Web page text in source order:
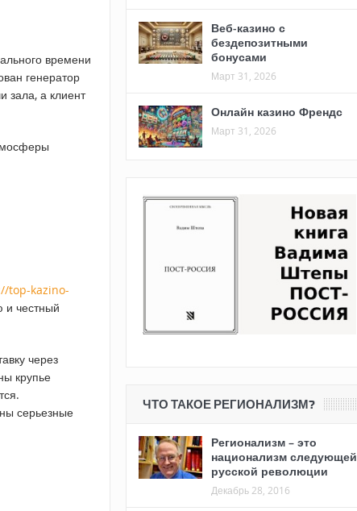
времени
генератор
зала, а клиент
top-kazino-
и честный
через
крупье
серьезные
Веб-казино с
бездепозитными
бонусами
Март 31, 2026
Онлайн казино Френдс
Март 31, 2026
ЧТО ТАКОЕ РЕГИОНАЛИЗМ?
Регионализм – это
национализм следующей
русской революции
Декабрь 28, 2016